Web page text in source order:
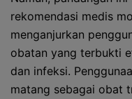
rekomendasi medis
menganjurkan
obatan yang terbukti
dan infeksi.
matang sebagai obat